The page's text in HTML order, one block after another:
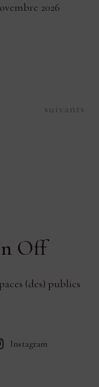
2026
suivants
Off
(des) publics
Instagram